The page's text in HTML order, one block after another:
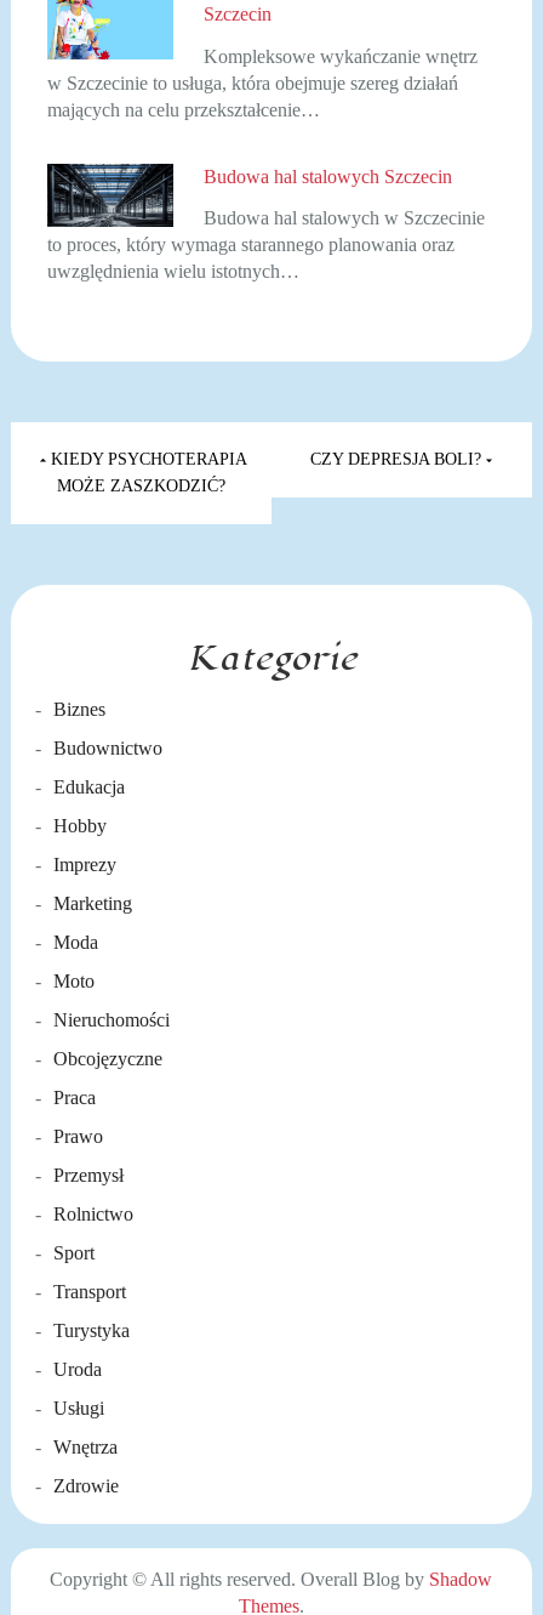
Szczecin
Kompleksowe wykańczanie wnętrz
w Szczecinie to usługa, która obejmuje szereg działań
mających na celu przekształcenie…
Budowa hal stalowych Szczecin
Budowa hal stalowych w Szczecinie
to proces, który wymaga starannego planowania oraz
uwzględnienia wielu istotnych…
Nawigacja
wpisu
KIEDY PSYCHOTERAPIA
MOŻE ZASZKODZIĆ?
CZY DEPRESJA BOLI?
Kategorie
Biznes
Budownictwo
Edukacja
Hobby
Imprezy
Marketing
Moda
Moto
Nieruchomości
Obcojęzyczne
Praca
Prawo
Przemysł
Rolnictwo
Sport
Transport
Turystyka
Uroda
Usługi
Wnętrza
Zdrowie
Copyright © All rights reserved. Overall Blog by Shadow
Themes.